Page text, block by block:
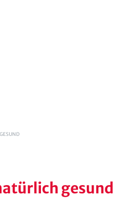
gesund